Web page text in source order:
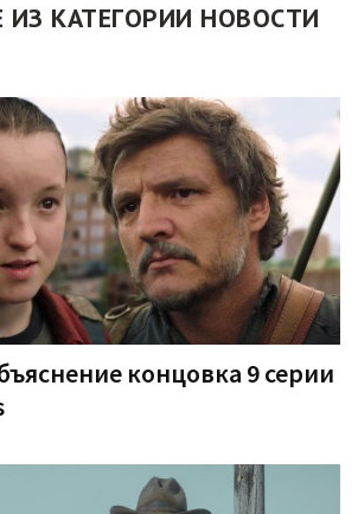
ИЗ КАТЕГОРИИ НОВОСТИ
концовка 9 серии